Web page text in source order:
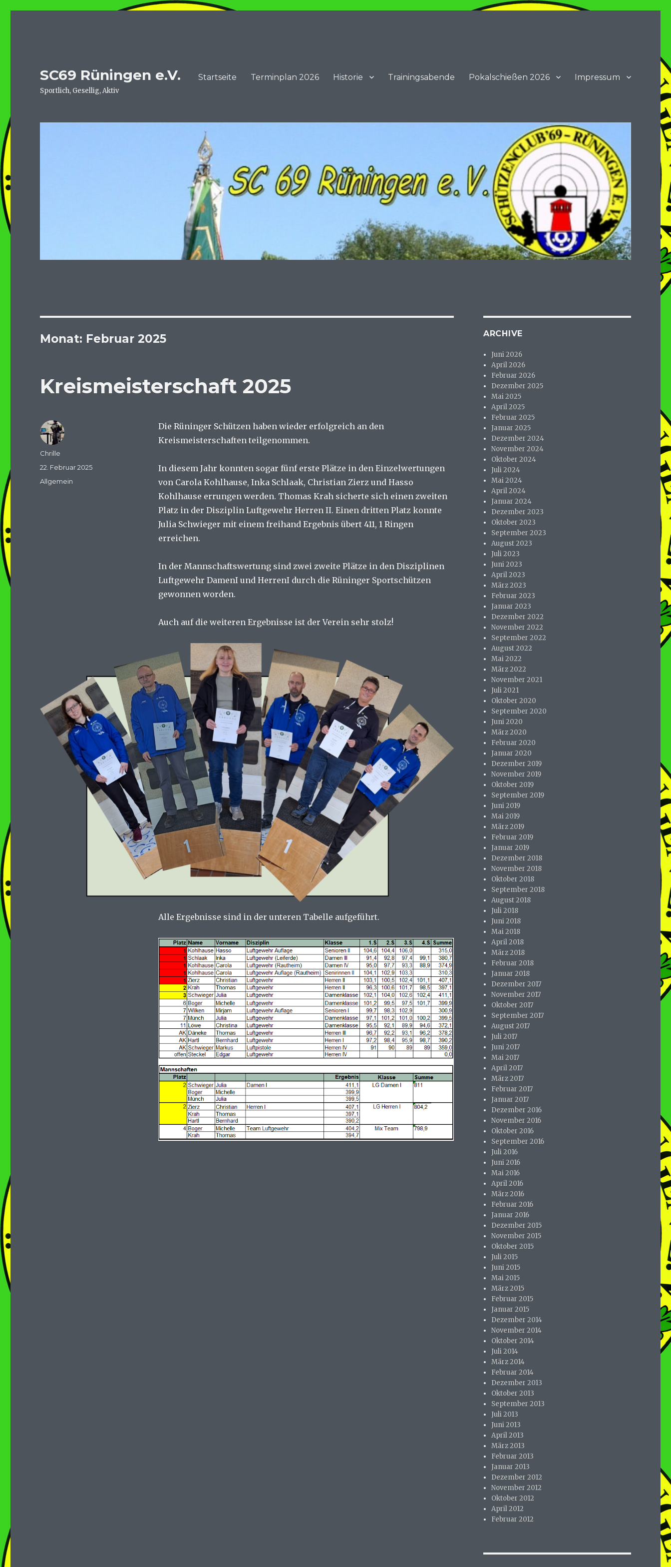
SC69 Rüningen e.V.
Sportlich, Gesellig, Aktiv
Startseite Terminplan 2026 Historie Trainingsabende Pokalschießen 2026 Impressum
Monat: Februar 2025
Kreismeisterschaft 2025
Die Rüninger Schützen haben wieder erfolgreich an den
Kreismeisterschaften teilgenommen.
In diesem Jahr konnten sogar fünf erste Plätze in den Einzelwertungen
von Carola Kohlhause, Inka Schlaak, Christian Zierz und Hasso
Kohlhause errungen werden. Thomas Krah sicherte sich einen zweiten
Platz in der Disziplin Luftgewehr Herren II. Einen dritten Platz konnte
Julia Schwieger mit einem freihand Ergebnis übert 411, 1 Ringen
erreichen.
In der Mannschaftswertung sind zwei zweite Plätze in den Disziplinen
Luftgewehr DamenI und HerrenI durch die Rüninger Sportschützen
gewonnen worden.
Auch auf die weiteren Ergebnisse ist der Verein sehr stolz!
Alle Ergebnisse sind in der unteren Tabelle aufgeführt.
Autor
Chrille
Veröffentlicht
am
22. Februar 2025
Kategorien
Allgemein
ARCHIVE
Juni 2026
April 2026
Februar 2026
Dezember 2025
Mai 2025
April 2025
Februar 2025
Januar 2025
Dezember 2024
November 2024
Oktober 2024
Juli 2024
Mai 2024
April 2024
Januar 2024
Dezember 2023
Oktober 2023
September 2023
August 2023
Juli 2023
Juni 2023
April 2023
März 2023
Februar 2023
Januar 2023
Dezember 2022
November 2022
September 2022
August 2022
Mai 2022
März 2022
November 2021
Juli 2021
Oktober 2020
September 2020
Juni 2020
März 2020
Februar 2020
Januar 2020
Dezember 2019
November 2019
Oktober 2019
September 2019
Juni 2019
Mai 2019
März 2019
Februar 2019
Januar 2019
Dezember 2018
November 2018
Oktober 2018
September 2018
August 2018
Juli 2018
Juni 2018
Mai 2018
April 2018
März 2018
Februar 2018
Januar 2018
Dezember 2017
November 2017
Oktober 2017
September 2017
August 2017
Juli 2017
Juni 2017
Mai 2017
April 2017
März 2017
Februar 2017
Januar 2017
Dezember 2016
November 2016
Oktober 2016
September 2016
Juli 2016
Juni 2016
Mai 2016
April 2016
März 2016
Februar 2016
Januar 2016
Dezember 2015
November 2015
Oktober 2015
Juli 2015
Juni 2015
Mai 2015
März 2015
Februar 2015
Januar 2015
Dezember 2014
November 2014
Oktober 2014
Juli 2014
März 2014
Februar 2014
Dezember 2013
Oktober 2013
September 2013
Juli 2013
Juni 2013
April 2013
März 2013
Februar 2013
Januar 2013
Dezember 2012
November 2012
Oktober 2012
April 2012
Februar 2012